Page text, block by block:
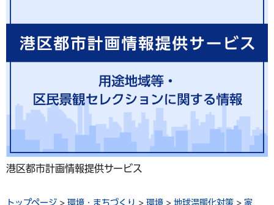
港区都市計画情報提供サービス
トップページ > 環境・まちづくり > 環境 > 地球温暖化対策 > 家